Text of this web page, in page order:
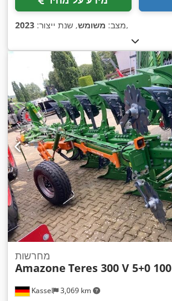
מצב: משומש, שנת ייצור: 2023 ,
Kassel 3,069 km
מחרשות
Amazone Teres 300 V 5+0 100